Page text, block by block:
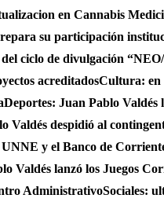
en Cannabis
su participación
ciclo de divulgación
acreditadosCultura: en
Deportes: Juan Pablo Valdés
Valdés despidió al
y el Banco de
Valdés lanzó los Juegos
AdministrativoSociales: